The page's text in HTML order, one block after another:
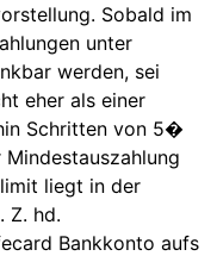
Sobald im
unter
werden, sei
eher als einer
Schritten von 5�
liegt in der
Z. hd.
Bankkonto aufs